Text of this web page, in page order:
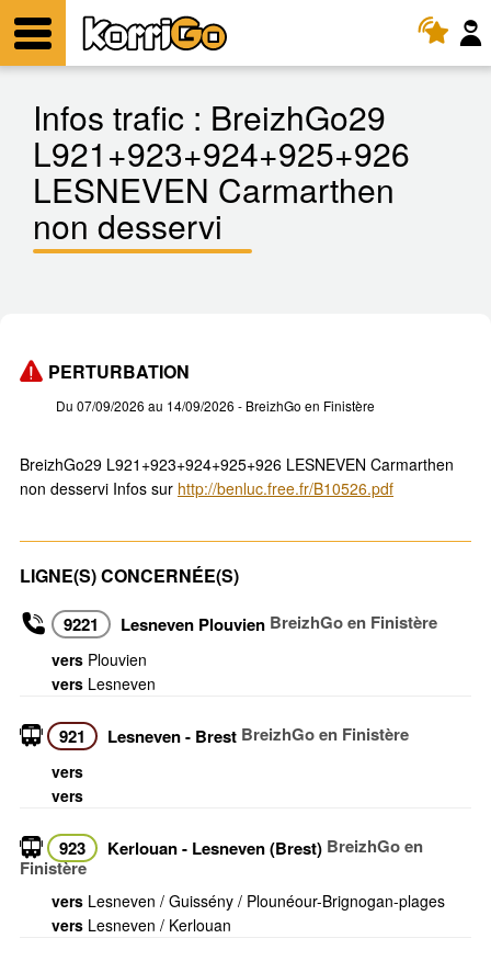
Menu
Infos trafic : BreizhGo29
L921+923+924+925+926
LESNEVEN Carmarthen
non desservi
PERTURBATION
Du 07/09/2026 au 14/09/2026 - BreizhGo en Finistère
BreizhGo29 L921+923+924+925+926 LESNEVEN Carmarthen
non desservi Infos sur http://benluc.free.fr/B10526.pdf
LIGNE(S) CONCERNÉE(S)
9221 Lesneven Plouvien BreizhGo en Finistère
vers Plouvien
vers Lesneven
921 Lesneven - Brest BreizhGo en Finistère
vers
vers
923 Kerlouan - Lesneven (Brest) BreizhGo en
Finistère
vers Lesneven / Guissény / Plounéour-Brignogan-plages
vers Lesneven / Kerlouan